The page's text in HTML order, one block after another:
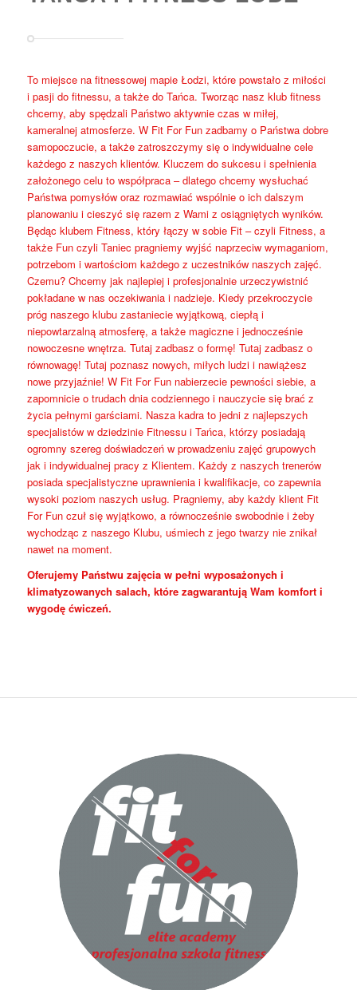
To miejsce na fitnessowej mapie Łodzi, które powstało z miłości
i pasji do fitnessu, a także do Tańca. Tworząc nasz klub fitness
chcemy, aby spędzali Państwo aktywnie czas w miłej,
kameralnej atmosferze. W Fit For Fun zadbamy o Państwa dobre
samopoczucie, a także zatroszczymy się o indywidualne cele
każdego z naszych klientów. Kluczem do sukcesu i spełnienia
założonego celu to współpraca – dlatego chcemy wysłuchać
Państwa pomysłów oraz rozmawiać wspólnie o ich dalszym
planowaniu i cieszyć się razem z Wami z osiągniętych wyników.
Będąc klubem Fitness, który łączy w sobie Fit – czyli Fitness, a
także Fun czyli Taniec pragniemy wyjść naprzeciw wymaganiom,
potrzebom i wartościom każdego z uczestników naszych zajęć.
Czemu? Chcemy jak najlepiej i profesjonalnie urzeczywistnić
pokładane w nas oczekiwania i nadzieje. Kiedy przekroczycie
próg naszego klubu zastaniecie wyjątkową, ciepłą i
niepowtarzalną atmosferę, a także magiczne i jednocześnie
nowoczesne wnętrza. Tutaj zadbasz o formę! Tutaj zadbasz o
równowagę! Tutaj poznasz nowych, miłych ludzi i nawiążesz
nowe przyjaźnie! W Fit For Fun nabierzecie pewności siebie, a
zapomnicie o trudach dnia codziennego i nauczycie się brać z
życia pełnymi garściami. Nasza kadra to jedni z najlepszych
specjalistów w dziedzinie Fitnessu i Tańca, którzy posiadają
ogromny szereg doświadczeń w prowadzeniu zajęć grupowych
jak i indywidualnej pracy z Klientem. Każdy z naszych trenerów
posiada specjalistyczne uprawnienia i kwalifikacje, co zapewnia
wysoki poziom naszych usług. Pragniemy, aby każdy klient Fit
For Fun czuł się wyjątkowo, a równocześnie swobodnie i żeby
wychodząc z naszego Klubu, uśmiech z jego twarzy nie znikał
nawet na moment.
Oferujemy Państwu zajęcia w pełni wyposażonych i
klimatyzowanych salach, które zagwarantują Wam komfort i
wygodę ćwiczeń.